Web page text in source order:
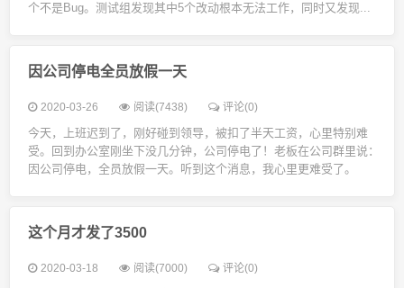
个不是Bug。测试组发现其中5个改动根本无法工作，同时又发现...
因公司停电全员放假一天
2020-03-26 阅读(7438) 评论(0)
今天，上班迟到了，刚好碰到领导，被扣了半天工资，心里特别难
受。回到办公室刚坐下没几分钟，公司停电了！老板在公司群里说：
因公司停电，全员放假一天。听到这个消息，我心里更难受了。
这个月才发了3500
2020-03-18 阅读(7000) 评论(0)